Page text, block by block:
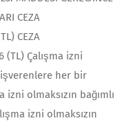
CEZA
CEZA
(TL) Çalışma izni
işverenlere her bir
olmaksızın bağımlı
izni olmaksızın